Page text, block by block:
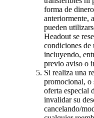
forma de
anteriormente,
pueden
Headout se
condiciones de
incluyendo,
previo aviso o
Si realiza una
promocional, o
oferta especial
invalidar su
cancelando/